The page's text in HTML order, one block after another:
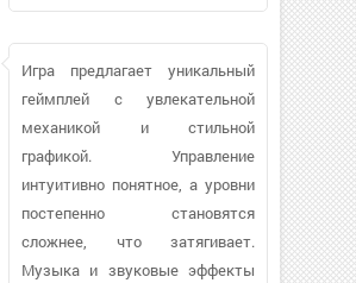
Игра предлагает уникальный
геймплей с увлекательной
механикой и стильной
графикой. Управление
интуитивно понятное, а уровни
постепенно становятся
сложнее, что затягивает.
Музыка и звуковые эффекты